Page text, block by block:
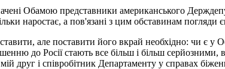
Обамою представники американського
наростає, а пов'язані з цим обставинам
але поставити його вкрай необхідно: чи є у
до Росії стають все більш і більш
друг і співробітник Департаменту у справах